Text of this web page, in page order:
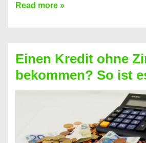
Ist
Festvertrag
für
jeden
erfahren
Read more »
Einen Kredit ohne
bekommen? So ist